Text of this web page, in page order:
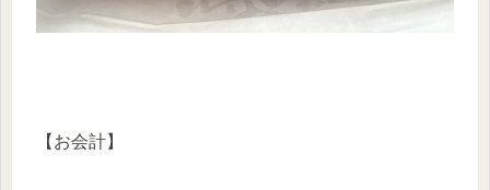
【お会計】